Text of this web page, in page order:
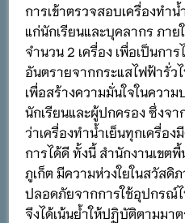
การเข้าตรวจสอบเครื่องทำ
แก่นักเรียนและบุคลากร ภาย
จำนวน 2 เครื่อง เพื่อเป็นกา
อันตรายจากกระแสไฟฟ้ารั่ว
เพื่อสร้างความมั่นใจในควา
นักเรียนและผู้ปกครอง ซึ่งจ
ว่าเครื่องทำน้ำเย็นทุกเครื่อ
การได้ดี ทั้งนี้ สำนักงานเขต
ภูเก็ต มีความห่วงใยในสวัสดิ
ปลอดภัยจากการใช้อุปกรณ์
จึงได้เน้นย้ำให้ปฏิบัติตามมา